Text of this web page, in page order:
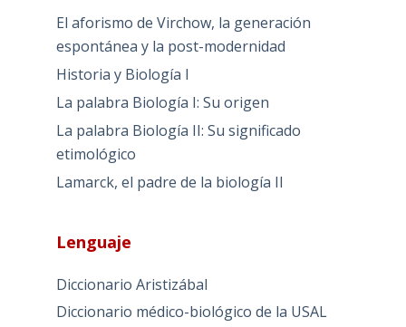
El aforismo de Virchow, la generación
espontánea y la post-modernidad
Historia y Biología I
La palabra Biología I: Su origen
La palabra Biología II: Su significado
etimológico
Lamarck, el padre de la biología II
Lenguaje
Diccionario Aristizábal
Diccionario médico-biológico de la USAL